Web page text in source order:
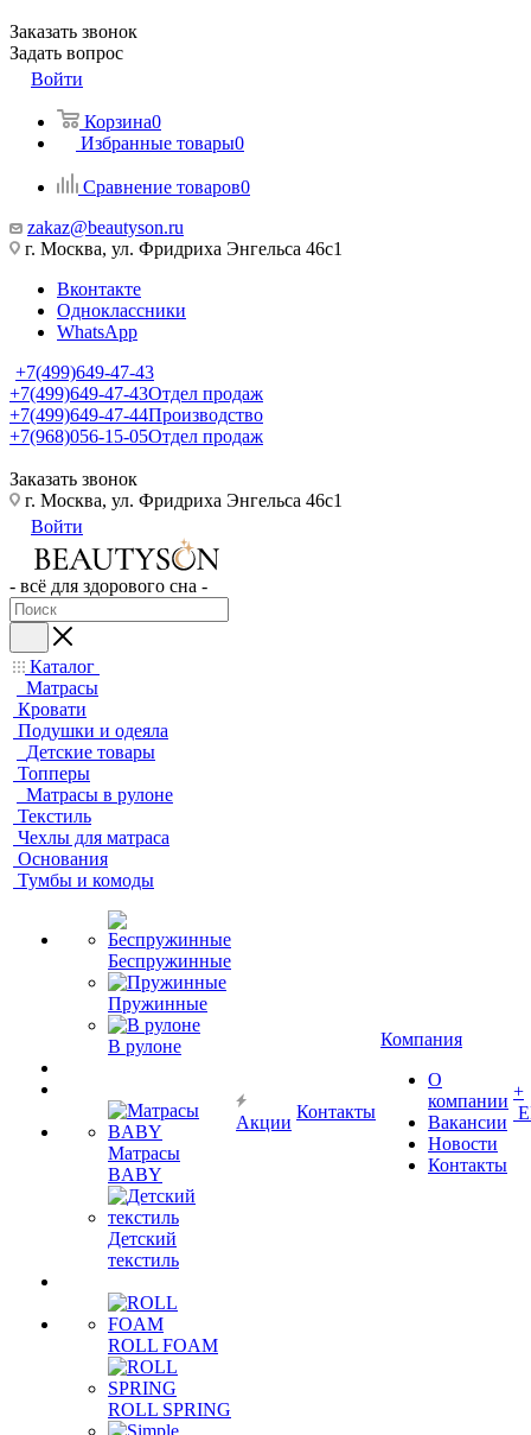
Заказать звонок
Задать вопрос
Войти
Корзина0
Избранные товары0
Сравнение товаров0
zakaz@beautyson.ru
г. Москва, ул. Фридриха Энгельса 46с1
Вконтакте
Одноклассники
WhatsApp
+7(499)649-47-43
+7(499)649-47-43Отдел продаж
+7(499)649-47-44Производство
+7(968)056-15-05Отдел продаж
Заказать звонок
г. Москва, ул. Фридриха Энгельса 46с1
Войти
- всё для здорового сна -
Каталог
Матрасы
Кровати
Подушки и одеяла
Детские товары
Топперы
Матрасы в рулоне
Текстиль
Чехлы для матраса
Основания
Тумбы и комоды
Беспружинные
Пружинные
В рулоне
Матрасы
BABY
Детский
текстиль
ROLL FOAM
ROLL SPRING
Акции
Контакты
Компания
О
компании
Вакансии
Новости
Контакты
+